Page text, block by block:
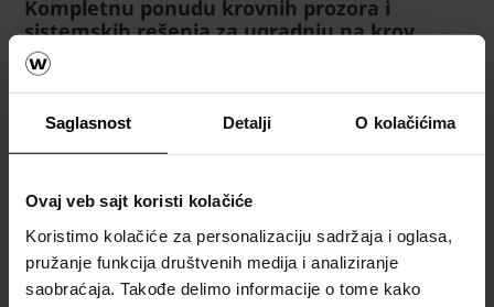
Saglasnost Detalji O kolačićima
Ovaj veb sajt koristi kolačiće
Koristimo kolačiće za personalizaciju sadržaja i oglasa,
pružanje funkcija društvenih medija i analiziranje
saobraćaja. Takođe delimo informacije o tome kako
Kompletnu ponudu krovnih prozora i
sistemskih rešenja za ugradnju na krov
pogledajte
Krov
Kalkulatori
za okviran
proračun